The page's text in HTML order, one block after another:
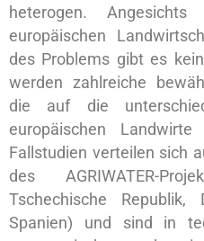
heterogen.
europäischen
des Problems gibt es
werden zahlreiche
die auf die
europäischen
Fallstudien verteilen sich
des AGRIWATER-
Tschechische Republik,
Spanien) und sind in